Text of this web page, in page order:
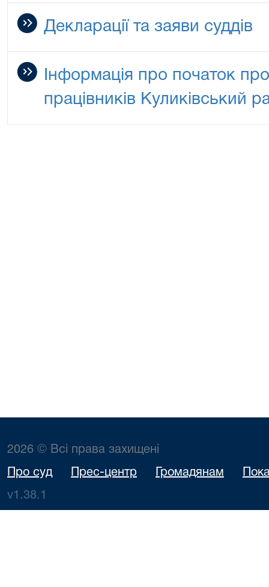
Декларації та заяви суддів
Інформація про початок
працівників Куликівський
2026 © Всі права захищені
Про суд Прес-центр Громадянам
v1.38.1